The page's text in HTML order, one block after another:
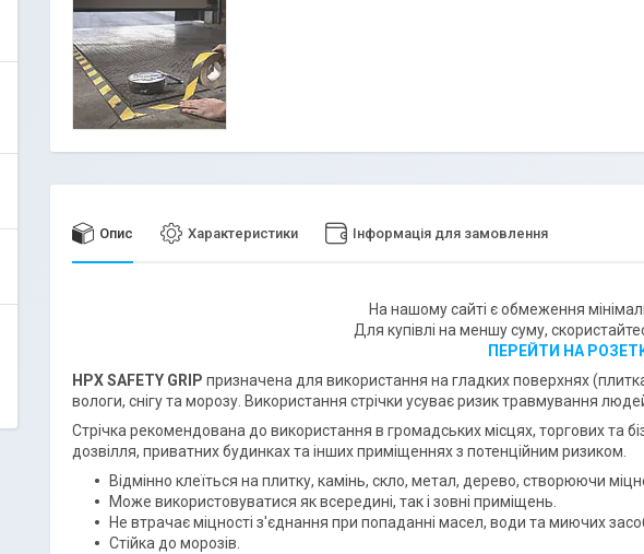
Опис Характеристики Інформація для замовлення
На нашому сайті є обмеження
Для купівлі на меншу суму,
ПЕРЕЙТИ НА
HPX SAFETY GRIP призначена для використання на гладких поверхнях
вологи, снігу та морозу. Використання стрічки усуває ризик травмування
Стрічка рекомендована до використання в громадських місцях, торгових та
дозвілля, приватних будинках та інших приміщеннях з потенційним ризиком.
Відмінно клеїться на плитку, камінь, скло, метал, дерево, створюючи
Може використовуватися як всередині, так і зовні приміщень.
Не втрачає міцності з'єднання при попаданні масел, води та миючих
Стійка до морозів.